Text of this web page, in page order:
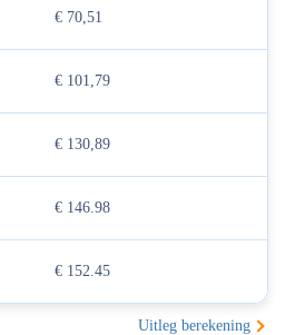
€ 70,51
€ 101,79
€ 130,89
€ 146.98
€ 152.45
Uitleg berekening